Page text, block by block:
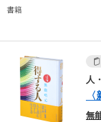
マーケティング
【最新刊】精神科
会社をつくる厳選
書籍
人
無